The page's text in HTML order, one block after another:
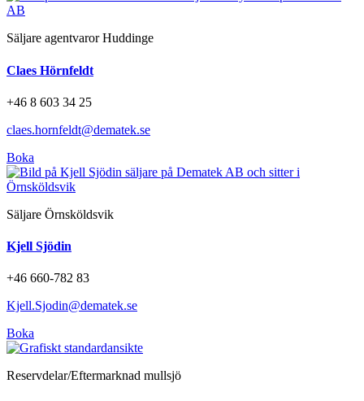
Säljare agentvaror Huddinge
Claes Hörnfeldt
+46 8 603 34 25
claes.hornfeldt@dematek.se
Boka
Säljare Örnsköldsvik
Kjell Sjödin
+46 660-782 83
Kjell.Sjodin@dematek.se
Boka
Reservdelar/Eftermarknad mullsjö